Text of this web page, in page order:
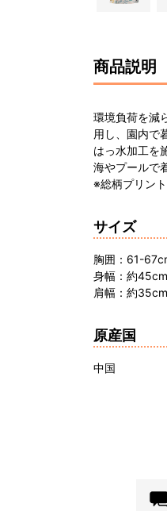
商品説明
環境負荷を減
用し、園内で
はっ水加工を
海やプールで
※総柄プリン
サイズ
胸囲：61-
身幅：約
肩幅：約
原産国
中国